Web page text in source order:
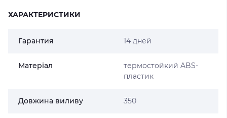
ХАРАКТЕРИСТИКИ
Гарантия 14 дней
Матеріал
термостойкий ABS-
пластик
Довжина виливу 350